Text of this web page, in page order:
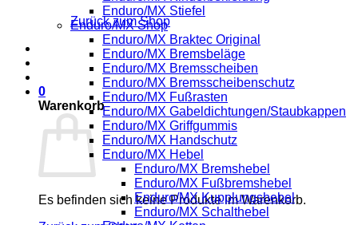
Zurück zum Shop
0
Warenkorb
Es befinden sich keine Produkte im Warenkorb.
Enduro/MX Stiefel
Enduro/MX Shop
Enduro/MX Braktec Original
Enduro/MX Bremsbeläge
Enduro/MX Bremsscheiben
Enduro/MX Bremsscheibenschutz
Enduro/MX Fußrasten
Enduro/MX Gabeldichtungen/Staubkappen
Enduro/MX Griffgummis
Enduro/MX Handschutz
Enduro/MX Hebel
Enduro/MX Bremshebel
Enduro/MX Fußbremshebel
Enduro/MX Kupplungshebel
Enduro/MX Schalthebel